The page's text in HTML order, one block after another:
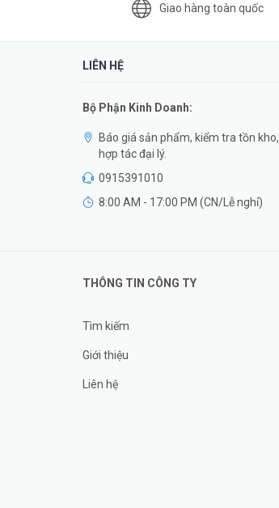
Giao hàng toàn quốc
LIÊN HỆ
Bộ Phận Kinh Doanh:
Báo giá sản phẩm, kiểm tra tồn kho,
hợp tác đại lý.
0915391010
8:00 AM - 17:00 PM (CN/Lễ nghỉ)
THÔNG TIN CÔNG TY
Tìm kiếm
Giới thiệu
Liên hệ